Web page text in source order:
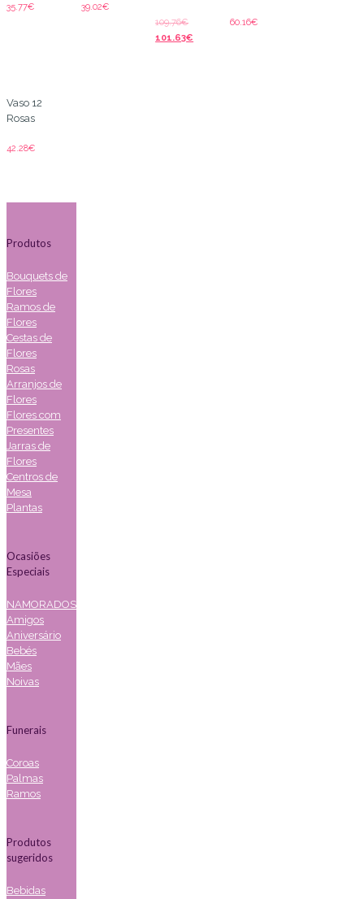
35.77€ 39.02€
109.76€
101.63€
60.16€
Vaso 12
Rosas
42.28€
Produtos
Bouquets de
Flores
Ramos de
Flores
Cestas de
Flores
Rosas
Arranjos de
Flores
Flores com
Presentes
Jarras de
Flores
Centros de
Mesa
Plantas
Ocasiões
Especiais
NAMORADOS
Amigos
Aniversário
Bebés
Mães
Noivas
Funerais
Coroas
Palmas
Ramos
Produtos
sugeridos
Bebidas